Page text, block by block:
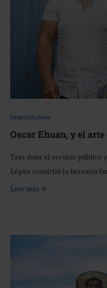
Emprendedores
Oscar Ehuan, y el
Tras dejar el servicio público
López convirtió la herencia
Leer más